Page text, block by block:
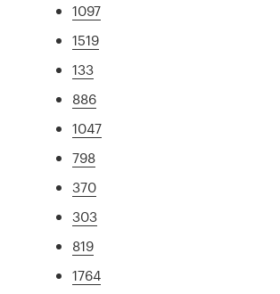
1097
1519
133
886
1047
798
370
303
819
1764